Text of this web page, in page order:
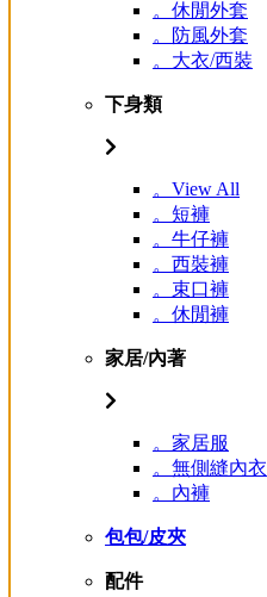
。休閒外套
。防風外套
。大衣/西裝
下身類
。View All
。短褲
。牛仔褲
。西裝褲
。束口褲
。休閒褲
家居/內著
。家居服
。無側縫內衣
。內褲
包包/皮夾
配件